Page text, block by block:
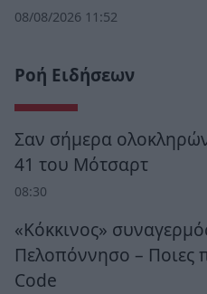
08/08/2026 11:52
Ροή Ειδήσεων
Σαν σήμερα
41 του Μότσαρτ
08:30
«Κόκκινος»
Πελοπόννησο – Ποιες
Code